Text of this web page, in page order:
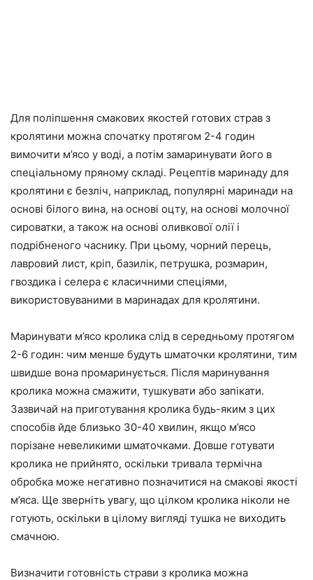
Для поліпшення смакових якостей готових страв з
кролятини можна спочатку протягом 2-4 годин
вимочити м’ясо у воді, а потім замаринувати його в
спеціальному пряному складі. Рецептів маринаду для
кролятини є безліч, наприклад, популярні маринади на
основі білого вина, на основі оцту, на основі молочної
сироватки, а також на основі оливкової олії і
подрібненого часнику. При цьому, чорний перець,
лавровий лист, кріп, базилік, петрушка, розмарин,
гвоздика і селера є класичними спеціями,
використовуваними в маринадах для кролятини.
Маринувати м’ясо кролика слід в середньому протягом
2-6 годин: чим менше будуть шматочки кролятини, тим
швидше вона промаринується. Після маринування
кролика можна смажити, тушкувати або запікати.
Зазвичай на приготування кролика будь-яким з цих
способів йде близько 30-40 хвилин, якщо м’ясо
порізане невеликими шматочками. Довше готувати
кролика не прийнято, оскільки тривала термічна
обробка може негативно позначитися на смакові якості
м’яса. Ще зверніть увагу, що цілком кролика ніколи не
готують, оскільки в цілому вигляді тушка не виходить
смачною.
Визначити готовність страви з кролика можна